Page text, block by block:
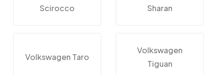
Scirocco
Sharan
Volkswagen Taro
Volkswagen
Tiguan